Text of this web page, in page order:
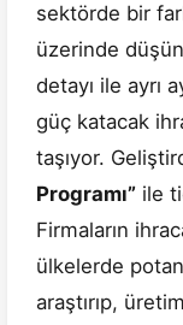
sektörde bir
üzerinde
detayı ile ayrı
güç katacak
taşıyor.
Programı” ile
Firmaların
ülkelerde
araştırıp,